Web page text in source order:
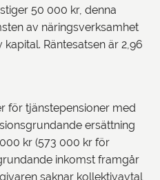
50 000 kr, denna
av näringsverksamhet
Räntesatsen är 2,96
för tjänstepensioner med
ersättning
kr (573 000 kr för
inkomst framgår
saknar kollektivavtal